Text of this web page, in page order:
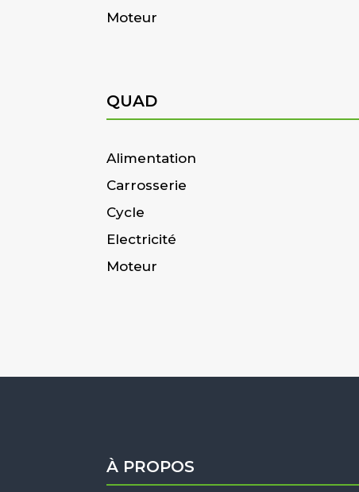
Moteur
QUAD
Alimentation
Carrosserie
Cycle
Electricité
Moteur
À PROPOS